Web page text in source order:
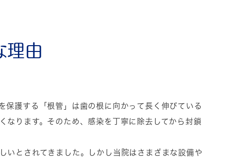
理由
保護する「根管」は歯の根に向かって長く伸びている
なります。そのため、感染を丁寧に除去してから封鎖
いとされてきました。しかし当院はさまざまな設備や